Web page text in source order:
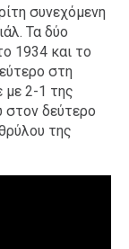
συνεχόμενη
Τα δύο
1934 και το
στη
με 2-1 της
στον δεύτερο
της